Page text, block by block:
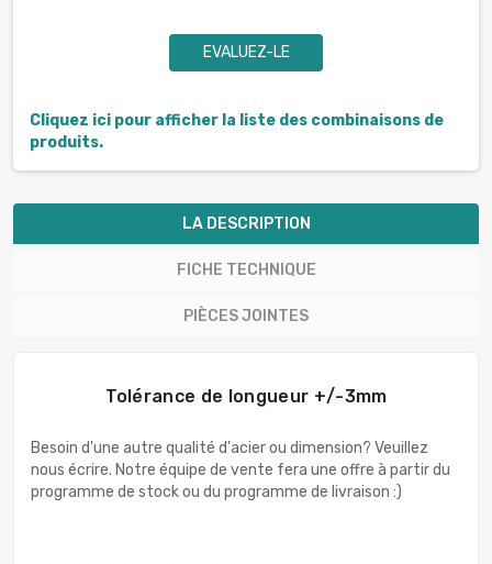
EVALUEZ-LE
Cliquez ici pour afficher la liste des combinaisons de
produits.
LA DESCRIPTION
FICHE TECHNIQUE
PIÈCES JOINTES
Tolérance de longueur +/-3mm
Besoin d'une autre qualité d'acier ou dimension? Veuillez
nous écrire. Notre équipe de vente fera une offre à partir du
programme de stock ou du programme de livraison :)